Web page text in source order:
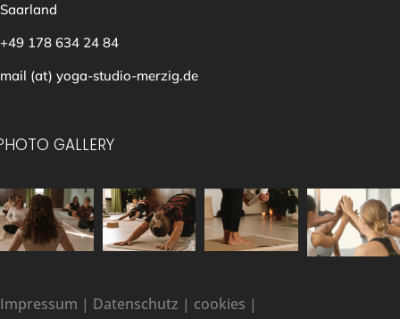
Saarland
+49 178 634 24 84
mail (at) yoga-studio-merzig.de
GALLERY
Impressum | Datenschutz | cookies |